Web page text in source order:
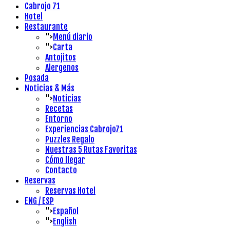
Cabrojo 71
Hotel
Restaurante
">Menú diario
">Carta
Antojitos
Alergenos
Posada
Noticias & Más
">Noticias
Recetas
Entorno
Experiencias Cabrojo71
Puzzles Regalo
Nuestras 5 Rutas Favoritas
Cómo llegar
Contacto
Reservas
Reservas Hotel
ENG / ESP
">Español
">English